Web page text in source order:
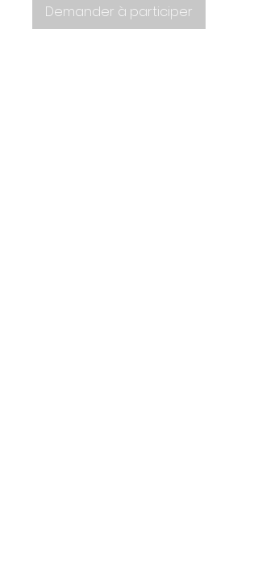
Demander à participer